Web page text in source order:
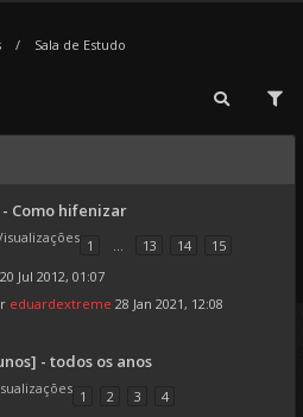
Sala de Estudo
Como hifenizar
1 ... 13 14
15
Jul 2012, 01:07
eduardextreme 28 Jan 2021, 12:08
- todos os anos
1 2 3
4